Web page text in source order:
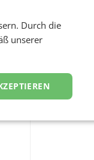
Durch die
unserer